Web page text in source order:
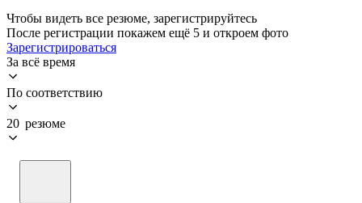
Чтобы видеть все резюме, зарегистрируйтесь
После регистрации покажем ещё 5 и откроем фото
Зарегистрироваться
За всё время
По соответствию
20 резюме